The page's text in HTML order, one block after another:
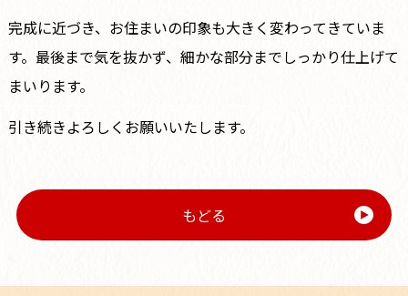
完成に近づき、お住まいの印象も大きく変わってきていま
す。最後まで気を抜かず、細かな部分までしっかり仕上げて
まいります。
引き続きよろしくお願いいたします。
もどる